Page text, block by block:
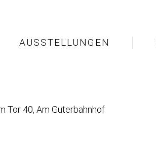
AUSSTELLUNGEN